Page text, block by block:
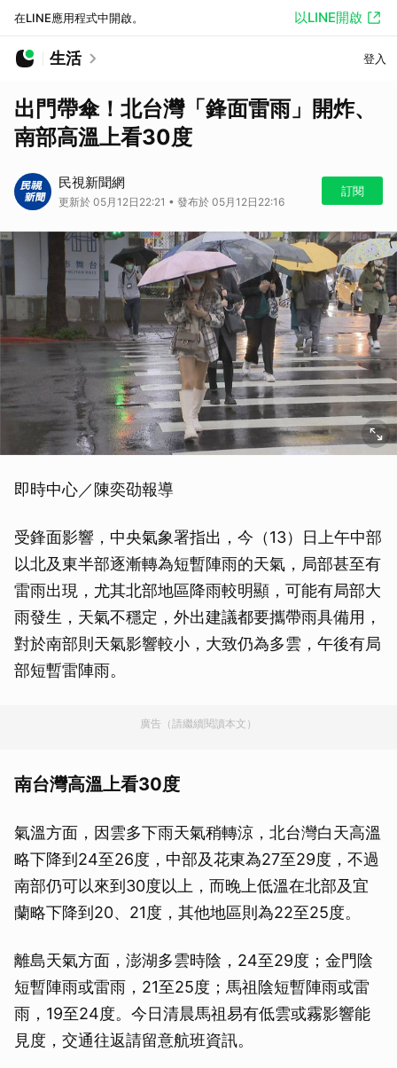
在LINE應用程式中開啟。 以LINE開啟
生活 登入
出門帶傘！北台灣「鋒面雷雨」開炸、
南部高溫上看30度
民視新聞網
更新於 05月12日22:21 • 發布於 05月12日22:16
訂閱
即時中心／陳奕劭報導
受鋒面影響，中央氣象署指出，今（13）日上午中部
以北及東半部逐漸轉為短暫陣雨的天氣，局部甚至有
雷雨出現，尤其北部地區降雨較明顯，可能有局部大
雨發生，天氣不穩定，外出建議都要攜帶雨具備用，
對於南部則天氣影響較小，大致仍為多雲，午後有局
部短暫雷陣雨。
廣告（請繼續閱讀本文）
南台灣高溫上看30度
氣溫方面，因雲多下雨天氣稍轉涼，北台灣白天高溫
略下降到24至26度，中部及花東為27至29度，不過
南部仍可以來到30度以上，而晚上低溫在北部及宜
蘭略下降到20、21度，其他地區則為22至25度。
離島天氣方面，澎湖多雲時陰，24至29度；金門陰
短暫陣雨或雷雨，21至25度；馬祖陰短暫陣雨或雷
雨，19至24度。今日清晨馬祖易有低雲或霧影響能
見度，交通往返請留意航班資訊。